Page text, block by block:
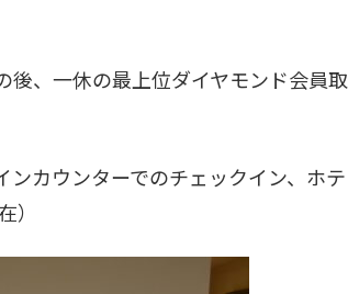
後、一休の最上位ダイヤモンド会員取
カウンターでのチェックイン、ホテ